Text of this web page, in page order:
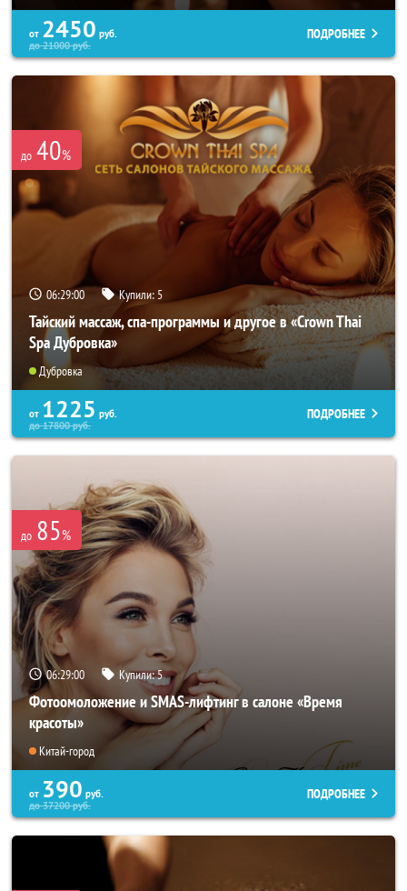
от 2450 руб.
до21000руб.
ПОДРОБНЕЕ
до 40%
06:28:57 Купили: 5
Тайский массаж, спа-программы и другое в «Crown Thai
Spa Дубровка»
Дубровка
от 1225 руб.
до17800руб.
ПОДРОБНЕЕ
до 85%
06:28:57 Купили:5
Фотоомоложение и SMAS-лифтинг в салоне «Время
красоты»
Китай-город
от 390 руб.
до37200руб.
ПОДРОБНЕЕ